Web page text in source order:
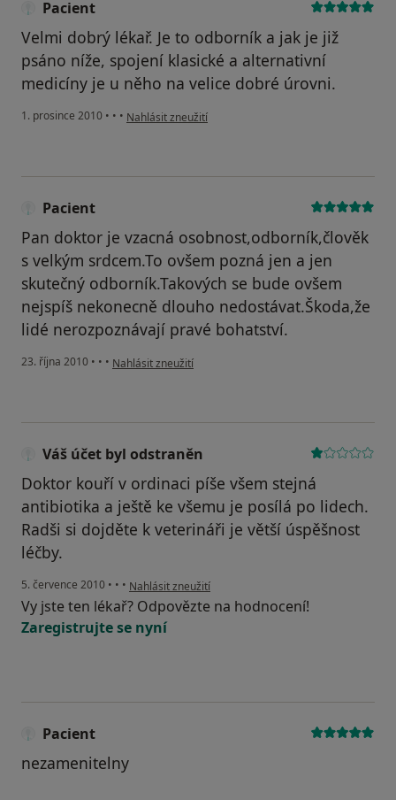
Pacient
Velmi dobrý lékař. Je to odborník a jak je již
psáno níže, spojení klasické a alternativní
medicíny je u něho na velice dobré úrovni.
1. prosince 2010 • • • podle názoru uživatele Pacient
Nahlásit zneužití
Pacient
Pan doktor je vzacná osobnost,odborník,člověk
s velkým srdcem.To ovšem pozná jen a jen
skutečný odborník.Takových se bude ovšem
nejspíš nekonecně dlouho nedostávat.Škoda,že
lidé nerozpoznávají pravé bohatství.
23. října 2010 • • • podle názoru uživatele Pacient
Nahlásit zneužití
Váš účet byl odstraněn
Doktor kouří v ordinaci píše všem stejná
antibiotika a ještě ke všemu je posílá po lidech.
Radši si dojděte k veterináři je větší úspěšnost
léčby.
5. července 2010 • • • podle názoru uživatele Váš účet byl odstraněn
Nahlásit zneužití
Vy jste ten lékař? Odpovězte na hodnocení!
Zaregistrujte se nyní
Pacient
nezamenitelny